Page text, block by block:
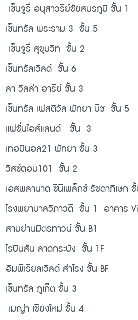
เซ็นจูรี่ อนุสาวรีย์ชัยสมรภูมิ ชั้น 1
เซ็นทรัล พระราม 3 ชั้น 5
เซ็นจูรี่ สุขุมวิท ชั้น 2
เซ็นทรัลเวิลด์ ชั้น 6
ลา วิลล่า อารีย์ ชั้น 3
เซ็นทรัล เฟสติวัล พัทยา บีช ชั้น 5
แฟชั่นไอส์แลนด์ ชั้น 3
เทอมินอล21 พัทยา ชั้น 3
วิสซ์ดอม101 ชั้น 2
เอสพลานาด ซีนีเพล็กซ์ รัชดาภิเษก
โรงพยาบาลวิภาวดี ชั้น 1 อาคาร
สามย่านมิตรทาวน์ ชั้น B1
โรบินสัน ลาดกระบัง ชั้น 1F
อิมพีเรียลเวิลด์ สำโรง ชั้น BF
เซ็นทรัล ภูเก็ต ชั้น 3
เมญ่า เชียงใหม่ ชั้น 4